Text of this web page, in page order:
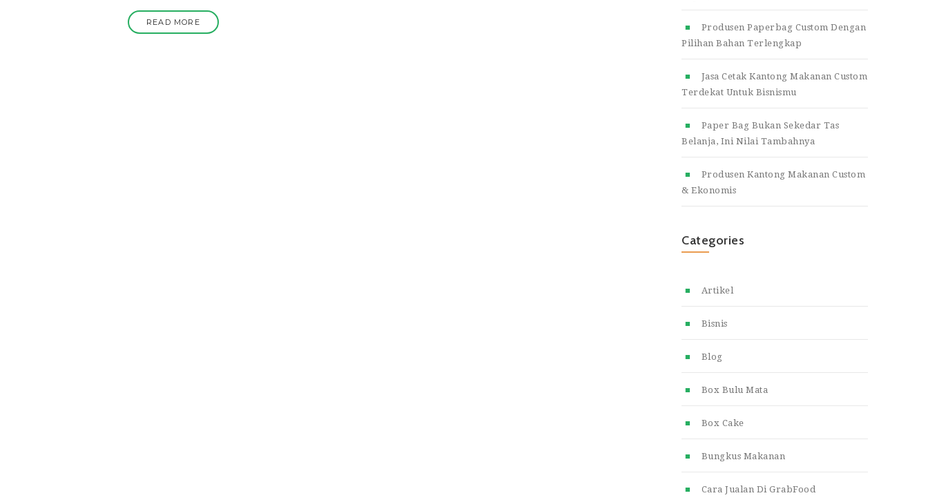
READ MORE
Produsen Paperbag Custom Dengan
Pilihan Bahan Terlengkap
Jasa Cetak Kantong Makanan Custom
Terdekat Untuk Bisnismu
Paper Bag Bukan Sekedar Tas
Belanja, Ini Nilai Tambahnya
Produsen Kantong Makanan Custom
& Ekonomis
Categories
Artikel
Bisnis
Blog
Box Bulu Mata
Box Cake
Bungkus Makanan
Cara Jualan Di GrabFood